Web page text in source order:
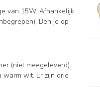
van 15W. Afhankelijk
Ben je op
(niet meegeleverd).
wit. Er zijn drie